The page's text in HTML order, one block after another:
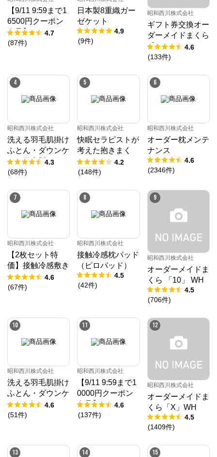
【9/11 9:59まで1
6500円クーポン
進呈】ムアツ マ
ットレス 30年ム
象》／MuAtsu
4.7
(87件)
日本製8重織ガー
ゼケット
4.9
(9件)
昭和西川株式会社
ギフト券交換オー
ダーメイドまくら
「10」
4.6
(133件)
4
昭和西川株式会社
洗える羽毛肌掛け
ふとん・ダウンケ
ット日本製ドイツ
ダックダウン9
パワー［CMD羽
毛］
4.3
(68件)
5
昭和西川株式会社
快眠セラピストが
考えた抱きまく
ら/EC220 4.2
(148件)
6
昭和西川株式会社
オーダー枕メンテ
ナンス
4.6
(2346件)
7
昭和西川株式会社
【2枚セット特
価】接触冷感敷き
パッド（パッドシ
ーツ）
4.6
(67件)
8
昭和西川株式会社
接触冷感枕パッド
（ピロパッド）
4.5
(42件)
9
昭和西川株式会社
オーダーメイドま
くら 「10」 WH
4.5
(706件)
10
昭和西川株式会社
洗える羽毛肌掛け
ふとん・ダウンケ
ット ダック50%
4.6
(51件)
11
昭和西川株式会社
【9/11 9:59まで1
0000円クーポン
進呈】ムアツ マ
ットレス プロ《9
4.6
(137件)
12
昭和西川株式会社
オーダーメイドま
くら「X」WH
4.5
(1409件)
13 14 15